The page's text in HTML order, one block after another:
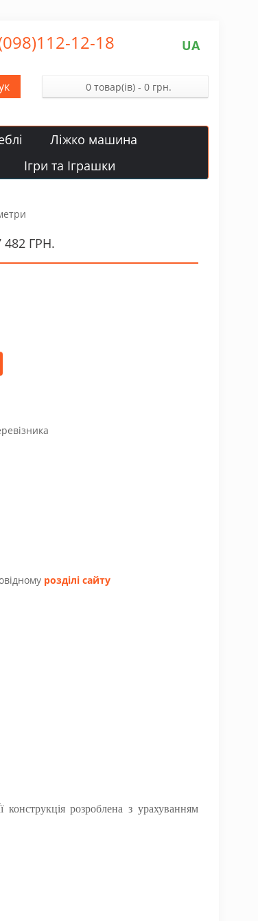
12-18 UA
0 товар(ів) - 0 грн.
Ліжко машина
Ігри та Іграшки
ГРН.
розділі сайту
розроблена з урахуванням